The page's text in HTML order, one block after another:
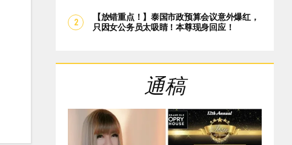
【放错重点！】泰国市政预算会议意外爆红，
只因女公务员太吸睛！本尊现身回应！
通稿